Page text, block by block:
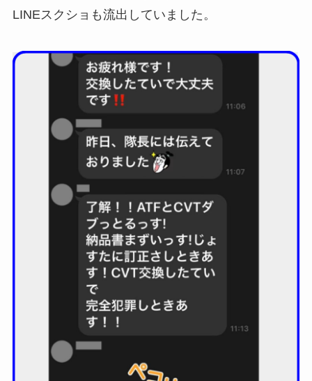
LINEスクショも流出していました。